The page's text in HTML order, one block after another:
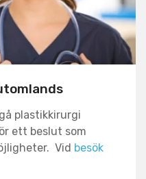
plastikkirurgi
ett beslut som
Vid besök